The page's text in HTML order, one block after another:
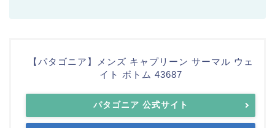
【パタゴニア】メンズ キャプリーン サーマル ウェ
イト ボトム 43687
パタゴニア 公式サイト